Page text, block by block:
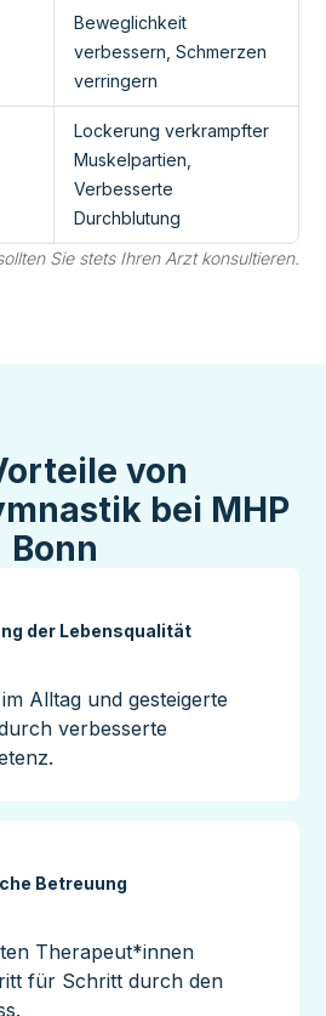
Beweglichkeit
verbessern, Schmerzen
verringern
Lockerung verkrampfter
Muskelpartien,
Verbesserte
Durchblutung
Sie stets Ihren Arzt konsultieren.
von
bei MHP
Bonn
der Lebensqualität
Alltag und gesteigerte
verbesserte
Betreuung
Therapeut*innen
für Schritt durch den